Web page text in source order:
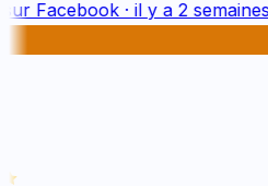
Facebook· il y a 2 semaines